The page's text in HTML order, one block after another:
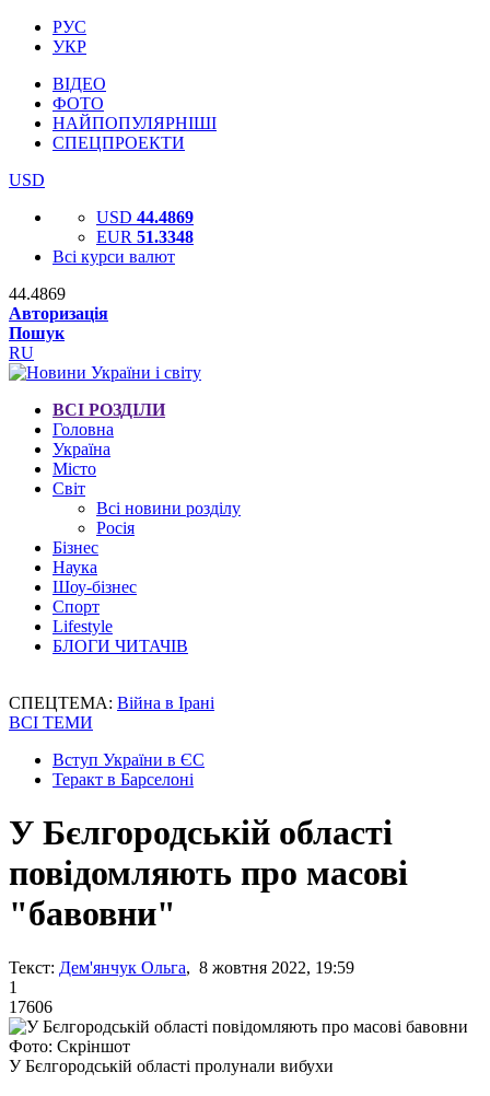
РУС
УКР
ВІДЕО
ФОТО
НАЙПОПУЛЯРНІШІ
СПЕЦПРОЕКТИ
USD
USD 44.4869
EUR 51.3348
Всі курси валют
44.4869
Авторизація
Пошук
RU
ВСІ РОЗДІЛИ
Головна
Україна
Місто
Світ
Всі новини розділу
Росія
Бізнес
Наука
Шоу-бізнес
Спорт
Lifestyle
БЛОГИ ЧИТАЧІВ
СПЕЦТЕМА: Війна в Ірані
ВСІ ТЕМИ
Вступ України в ЄС
Теракт в Барселоні
У Бєлгородській області
повідомляють про масові
"бавовни"
Текст: Дем'янчук Ольга, 8 жовтня 2022, 19:59
1
17606
Фото: Скріншот
У Бєлгородській області пролунали вибухи